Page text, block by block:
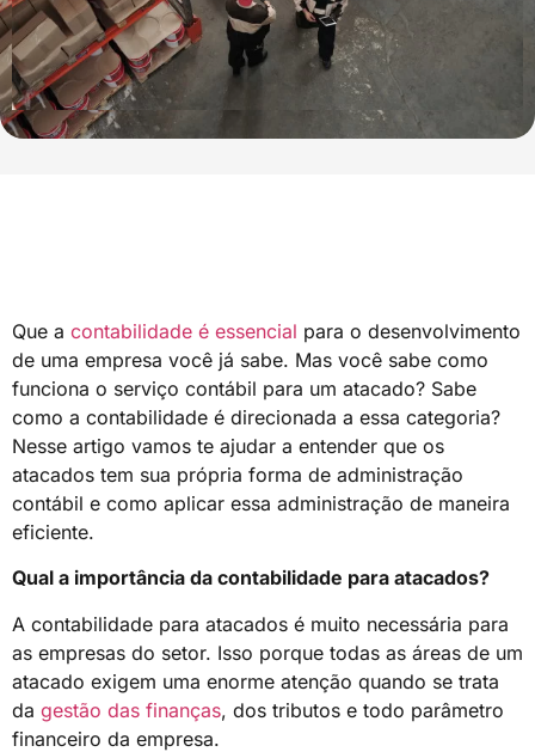
Que a contabilidade é essencial para o desenvolvimento
de uma empresa você já sabe. Mas você sabe como
funciona o serviço contábil para um atacado? Sabe
como a contabilidade é direcionada a essa categoria?
Nesse artigo vamos te ajudar a entender que os
atacados tem sua própria forma de administração
contábil e como aplicar essa administração de maneira
eficiente.
Qual a importância da contabilidade para atacados?
A contabilidade para atacados é muito necessária para
as empresas do setor. Isso porque todas as áreas de um
atacado exigem uma enorme atenção quando se trata
da gestão das finanças, dos tributos e todo parâmetro
financeiro da empresa.